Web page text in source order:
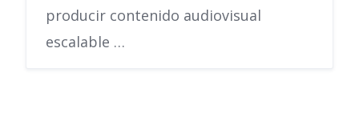
producir contenido audiovisual
escalable …